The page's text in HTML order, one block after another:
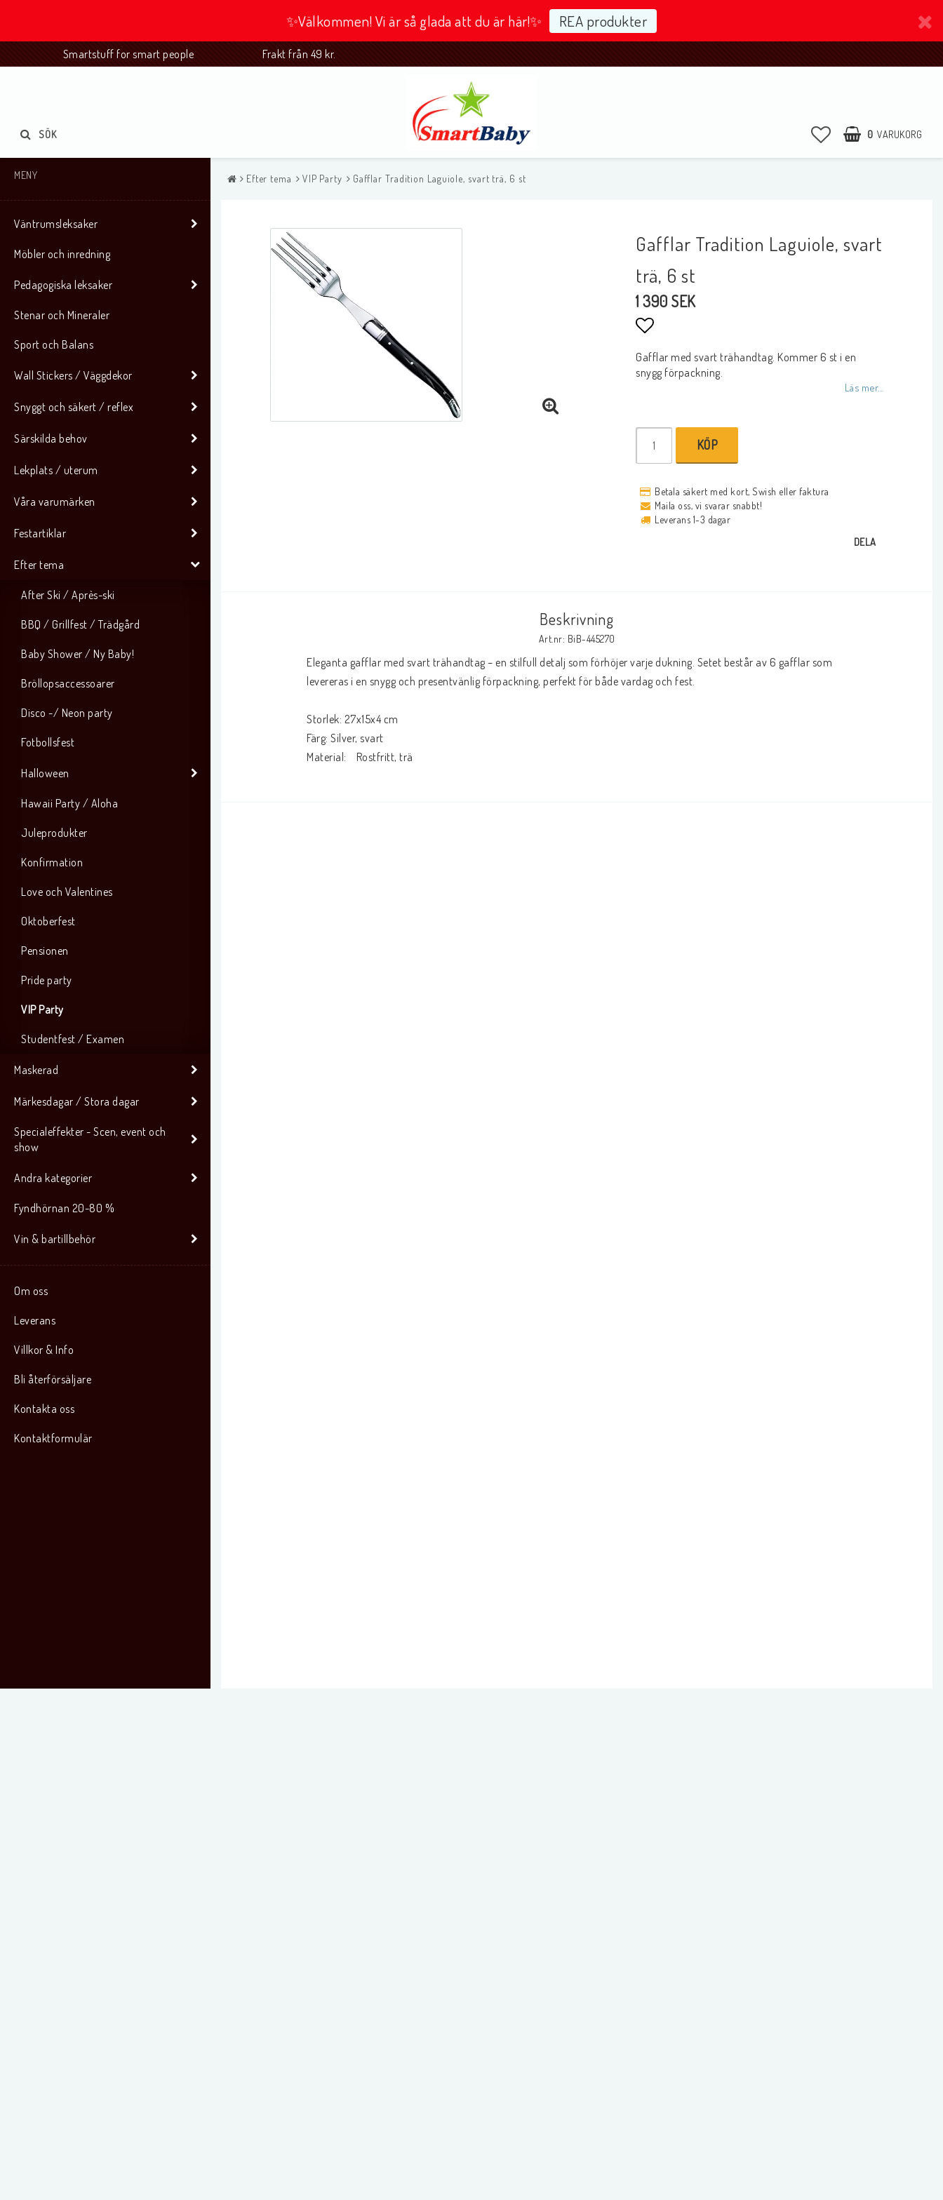
✨Välkommen! Vi är så glada att du är här!✨ REA produkter
Smartstuff for smart people Frakt från 49 kr.
0 VARUKORG
SÖK
MENY
Väntrumsleksaker
Möbler och inredning
Pedagogiska leksaker
Stenar och Mineraler
Sport och Balans
Wall Stickers / Väggdekor
Snyggt och säkert / reflex
Särskilda behov
Lekplats / uterum
Våra varumärken
Festartiklar
Efter tema
After Ski / Après-ski
BBQ / Grillfest / Trädgård
Baby Shower / Ny Baby!
Bröllopsaccessoarer
Disco -/ Neon party
Fotbollsfest
Halloween
Hawaii Party / Aloha
Juleprodukter
Konfirmation
Love och Valentines
Oktoberfest
Pensionen
Pride party
VIP Party
Studentfest / Examen
Maskerad
Märkesdagar / Stora dagar
Specialeffekter - Scen, event och
show
Andra kategorier
Fyndhörnan 20-80 %
Vin & bartillbehör
Om oss
Leverans
Villkor & Info
Bli återförsäljare
Kontakta oss
Kontaktformulär
Efter tema VIP Party Gafflar Tradition Laguiole, svart trä, 6 st
Gafflar Tradition Laguiole, svart
trä, 6 st
1 390 SEK
Lägg till i favoritlistan
Gafflar med svart trähandtag. Kommer 6 st i en
snygg förpackning.
Läs mer...
KÖP
Betala säkert med kort, Swish eller faktura
Maila oss, vi svarar snabbt!
Leverans 1-3 dagar
DELA
Beskrivning
Art.nr: BiB-445270
Eleganta gafflar med svart trähandtag – en stilfull detalj som förhöjer varje dukning. Setet består av 6 gafflar som
levereras i en snygg och presentvänlig förpackning, perfekt för både vardag och fest.
Storlek: 27x15x4 cm
Färg: Silver, svart
Material:    Rostfritt, trä